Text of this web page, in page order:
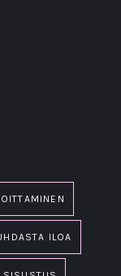
ILOA